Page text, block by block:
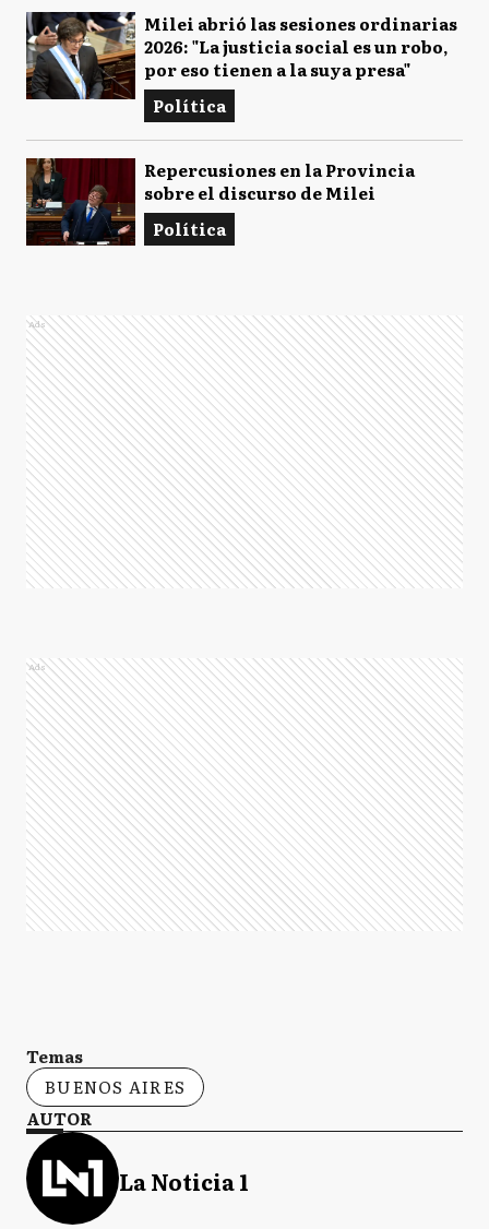
Milei abrió las sesiones ordinarias
2026: "La justicia social es un robo,
por eso tienen a la suya presa"
Política
Repercusiones en la Provincia
sobre el discurso de Milei
Política
Ads
Ads
Temas
BUENOS AIRES
AUTOR
La Noticia 1